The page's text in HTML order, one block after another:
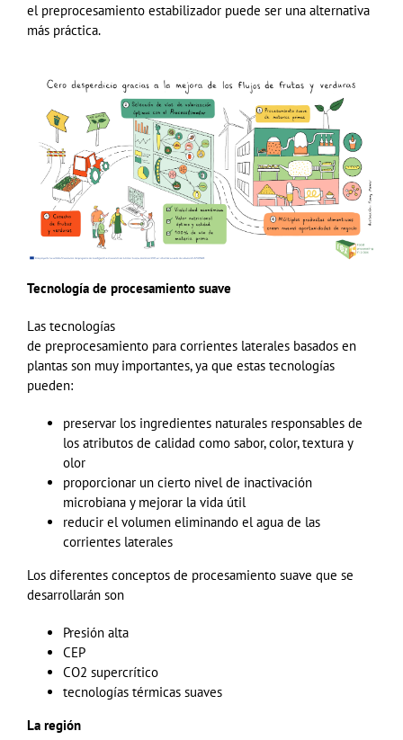
el preprocesamiento estabilizador puede ser una alternativa
más práctica.
Tecnología de procesamiento suave
Las tecnologías
de preprocesamiento para corrientes laterales basados en
plantas son muy importantes, ya que estas tecnologías
pueden:
preservar los ingredientes naturales responsables de
los atributos de calidad como sabor, color, textura y
olor
proporcionar un cierto nivel de inactivación
microbiana y mejorar la vida útil
reducir el volumen eliminando el agua de las
corrientes laterales
Los diferentes conceptos de procesamiento suave que se
desarrollarán son
Presión alta
CEP
CO2 supercrítico
tecnologías térmicas suaves
La región